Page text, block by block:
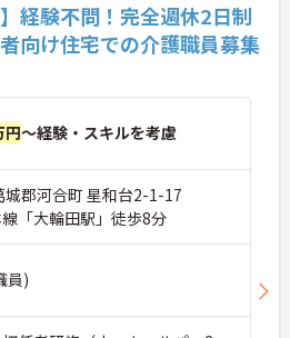
経験不問！完全週休2日制
向け住宅での介護職員募集
円～経験・スキルを考慮
城郡河合町 星和台2-1-17
「大輪田駅」徒歩8分
員)